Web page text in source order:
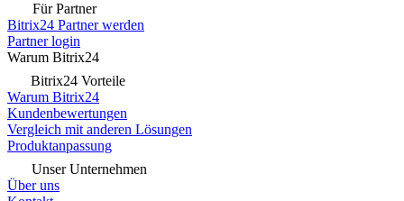
Für Partner
Bitrix24 Partner werden
Partner login
Warum Bitrix24
Bitrix24 Vorteile
Warum Bitrix24
Kundenbewertungen
Vergleich mit anderen Lösungen
Produktanpassung
Unser Unternehmen
Über uns